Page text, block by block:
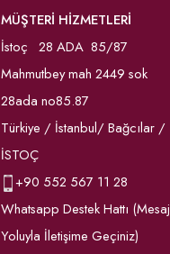
MÜŞTERİ HİZMETLERİ
İstoç 28 ADA 85/87
Mahmutbey mah 2449 sok
28ada no85.87
Türkiye / İstanbul/ Bağcılar /
İSTOÇ
+90 552 567 11 28
Whatsapp Destek Hattı (Mesaj
Yoluyla İletişime Geçiniz)